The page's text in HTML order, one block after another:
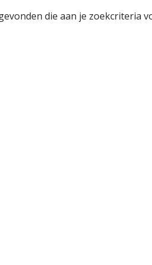
die aan je zoekcriteria